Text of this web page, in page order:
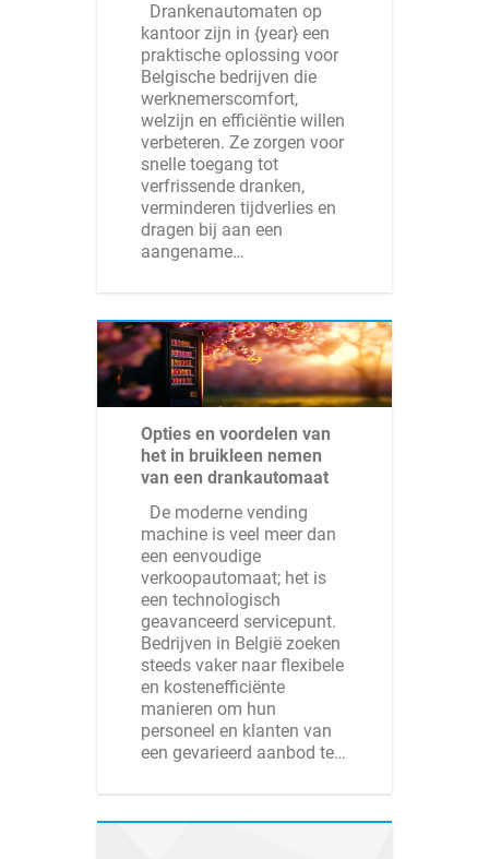
Drankenautomaten op
kantoor zijn in {year} een
praktische oplossing voor
Belgische bedrijven die
werknemerscomfort,
welzijn en efficiëntie willen
verbeteren. Ze zorgen voor
snelle toegang tot
verfrissende dranken,
verminderen tijdverlies en
dragen bij aan een
aangename…
Opties en voordelen van
het in bruikleen nemen
van een drankautomaat
De moderne vending
machine is veel meer dan
een eenvoudige
verkoopautomaat; het is
een technologisch
geavanceerd servicepunt.
Bedrijven in België zoeken
steeds vaker naar flexibele
en kostenefficiënte
manieren om hun
personeel en klanten van
een gevarieerd aanbod te…